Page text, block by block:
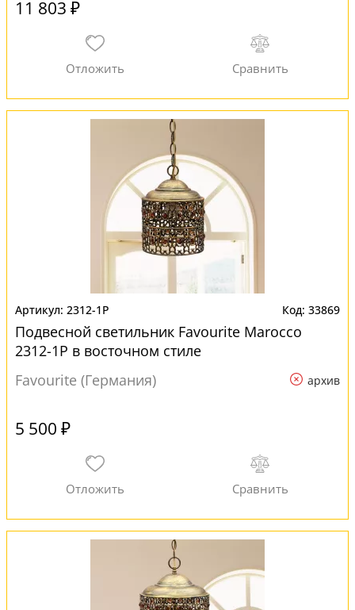
11 803 ₽
2312-1P 33869
Подвесной светильник Favourite Marocco
2312-1P в восточном стиле
Favourite (Германия)
архив
5 500 ₽